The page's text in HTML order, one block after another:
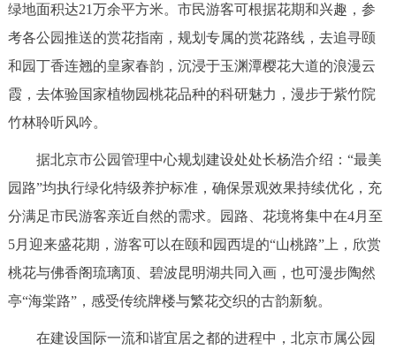
绿地面积达21万余平方米。市民游客可根据花期和兴趣，参
考各公园推送的赏花指南，规划专属的赏花路线，去追寻颐
和园丁香连翘的皇家春韵，沉浸于玉渊潭樱花大道的浪漫云
霞，去体验国家植物园桃花品种的科研魅力，漫步于紫竹院
竹林聆听风吟。
据北京市公园管理中心规划建设处处长杨浩介绍：“最美
园路”均执行绿化特级养护标准，确保景观效果持续优化，充
分满足市民游客亲近自然的需求。园路、花境将集中在4月至
5月迎来盛花期，游客可以在颐和园西堤的“山桃路”上，欣赏
桃花与佛香阁琉璃顶、碧波昆明湖共同入画，也可漫步陶然
亭“海棠路”，感受传统牌楼与繁花交织的古韵新貌。
在建设国际一流和谐宜居之都的进程中，北京市属公园